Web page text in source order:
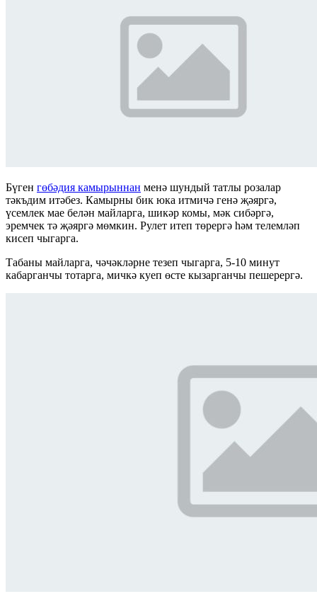
Бүген гөбәдия камырыннан менә шундый татлы розалар
тәкъдим итәбез. Камырны бик юка итмичә генә җәяргә,
үсемлек мае белән майларга, шикәр комы, мәк сибәргә,
эремчек тә җәяргә мөмкин. Рулет итеп төрергә һәм телемләп
кисеп чыгарга.
Табаны майларга, чәчәкләрне тезеп чыгарга, 5-10 минут
кабарганчы тотарга, мичкә куеп өсте кызарганчы пешерергә.